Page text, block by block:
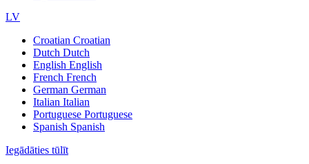
LV
Croatian Croatian
Dutch Dutch
English English
French French
German German
Italian Italian
Portuguese Portuguese
Spanish Spanish
Iegādāties tūlīt